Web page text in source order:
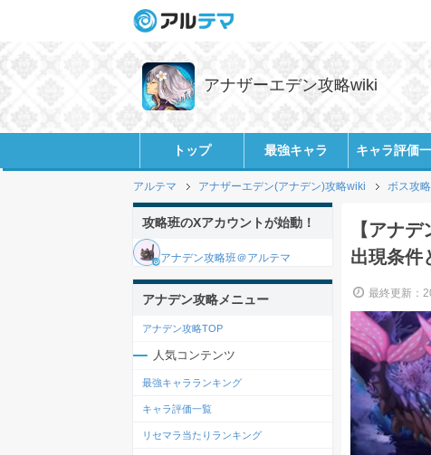
アナザーエデン攻略wiki
トップ 最強キャラ キャラ評価
アルテマ アナザーエデン(アナデン)攻略wiki ボス攻略
【アナ
出現条件
最終更新：
攻略班のXアカウントが始動！
アナデン攻略班＠アルテマ
アナデン攻略メニュー
アナデン攻略TOP
人気コンテンツ
最強キャラランキング
キャラ評価一覧
リセマラ当たりランキング